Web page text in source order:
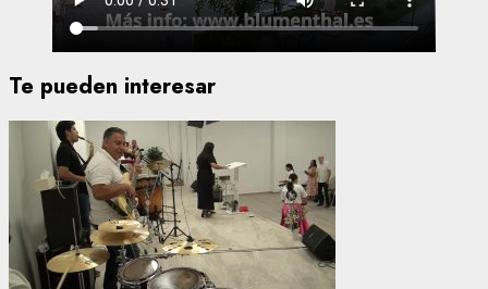
Te pueden interesar